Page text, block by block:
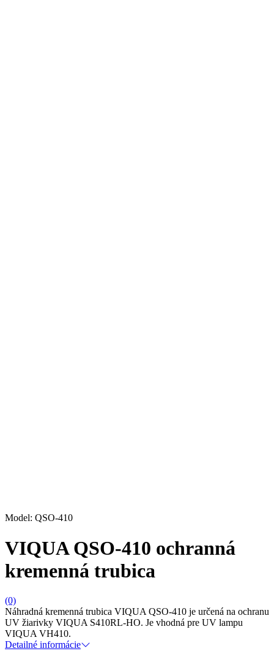
Model: QSO-410
VIQUA QSO-410 ochranná
kremenná trubica
(0)
Náhradná kremenná trubica VIQUA QSO-410 je určená na ochranu
UV žiarivky VIQUA S410RL-HO. Je vhodná pre UV lampu
VIQUA VH410.
Detailné informácie